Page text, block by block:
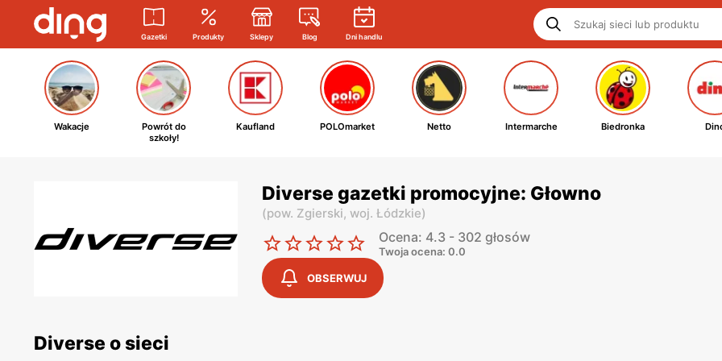
Gazetki Produkty Sklepy Blog Dni handlu
Wakacje
Powrót do
szkoły!
Kaufland POLOmarket Netto Intermarche Biedronka
Diverse gazetki promocyjne: Głowno
(pow. Zgierski, woj. Łódzkie)
Ocena: 4.3 - 302 głosów
Twoja ocena: 0.0
OBSERWUJ
Diverse o sieci